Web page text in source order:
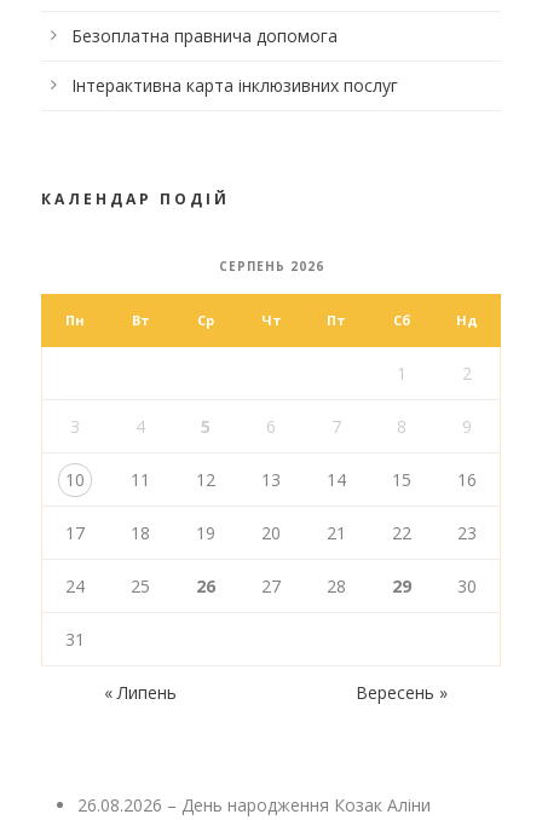
Безоплатна правнича допомога
Інтерактивна карта інклюзивних послуг
КАЛЕНДАР ПОДІЙ
СЕРПЕНЬ 2026
Пн Вт Ср Чт Пт Сб Нд
1 2
3 4 5 6 7 8 9
10 11 12 13 14 15 16
17 18 19 20 21 22 23
24 25 26 27 28 29 30
31
« Липень Вересень »
26.08.2026 – День народження Козак Аліни